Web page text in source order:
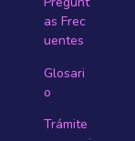
as Frec
uentes
Glosari
o
Trámite